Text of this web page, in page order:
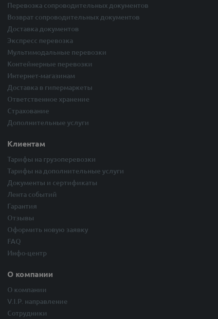
Перевозка сопроводительных документов
Возврат сопроводительных документов
Доставка документов
Экспресс перевозка
Мультимодальные перевозки
Контейнерные перевозки
Интернет-магазинам
Доставка в гипермаркеты
Ответственное хранение
Страхование
Дополнительные услуги
Клиентам
Тарифы на грузоперевозки
Тарифы на дополнительные услуги
Документы и сертификаты
Лента событий
Гарантия
Отзывы
Оформить новую заявку
FAQ
Инфо-центр
О компании
О компании
V.I.P. направление
Сотрудники